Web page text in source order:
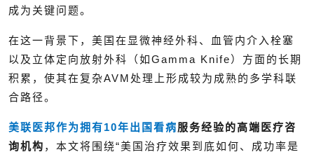
成为关键问题。
在这一背景下，美国在显微神经外科、血管内介入栓塞
以及立体定向放射外科（如Gamma Knife）方面的长期
积累，使其在复杂AVM处理上形成较为成熟的多学科联
合路径。
美联医邦作为拥有10年出国看病服务经验的高端医疗咨
询机构 ，本文将围绕“美国治疗效果到底如何、成功率是